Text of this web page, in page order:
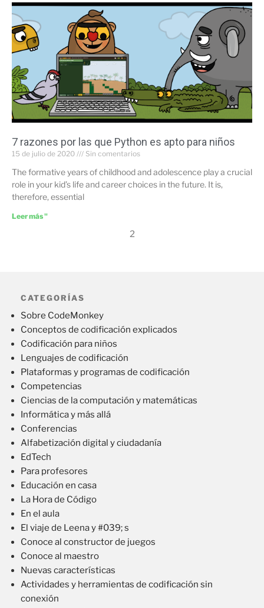
7 razones por las que Python es apto para niños
15 de julio de 2020 Sin comentarios
The formative years of childhood and adolescence play a crucial
role in your kid’s life and career choices in the future. It is,
therefore, essential
Leer más "
2
CATEGORÍAS
Sobre CodeMonkey
Conceptos de codificación explicados
Codificación para niños
Lenguajes de codificación
Plataformas y programas de codificación
Competencias
Ciencias de la computación y matemáticas
Informática y más allá
Conferencias
Alfabetización digital y ciudadanía
EdTech
Para profesores
Educación en casa
La Hora de Código
En el aula
El viaje de Leena y #039; s
Conoce al constructor de juegos
Conoce al maestro
Nuevas características
Actividades y herramientas de codificación sin
conexión